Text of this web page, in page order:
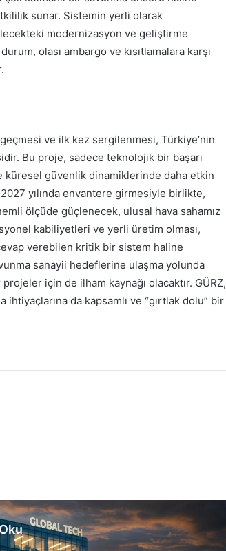
sunar. Sistemin yerli olarak
modernizasyon ve geliştirme
olası ambargo ve kısıtlamalara karşı
ve ilk kez sergilenmesi, Türkiye’nin
Bu proje, sadece teknolojik bir başarı
küresel güvenlik dinamiklerinde daha etkin
2027 yılında envantere girmesiyle birlikte,
ölçüde güçlenecek, ulusal hava sahamız
kabiliyetleri ve yerli üretim olması,
verebilen kritik bir sistem haline
sanayii hedeflerine ulaşma yolunda
için de ilham kaynağı olacaktır. GÜRZ,
da kapsamlı ve “gırtlak dolu” bir